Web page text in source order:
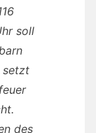
soll
setzt
des